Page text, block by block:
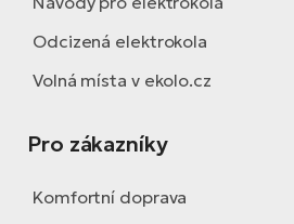
Odcizená elektrokola
Volná místa v ekolo.cz
Pro zákazníky
Komfortní doprava